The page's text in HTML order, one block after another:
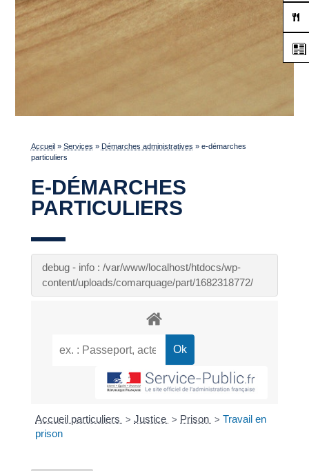
Accueil» Services » Démarches administratives » e-démarches
particuliers
E-DÉMARCHES
PARTICULIERS
debug - info : /var/www/localhost/htdocs/wp-
content/uploads/comarquage/part/1682318772/
Accueil particuliers > Justice > Prison > Travail en
prison